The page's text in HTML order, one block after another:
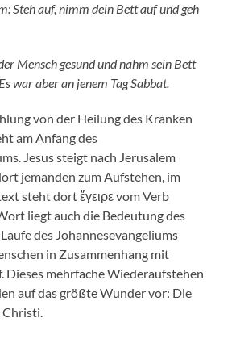
Steh auf, nimm dein Bett auf und geh
Mensch gesund und nahm sein Bett
war aber an jenem Tag Sabbat.
von der Heilung des Kranken
am Anfang des
Jesus steigt nach Jerusalem
jemanden zum Aufstehen, im
steht dort ἔγειρε vom Verb
liegt auch die Bedeutung des
des Johannesevangeliums
in Zusammenhang mit
Dieses mehrfache Wiederaufstehen
auf das größte Wunder vor: Die
Christi.